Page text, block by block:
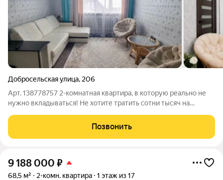
Добросельская улица, 206
Арт. 138778757 2-комнатная квартира, в которую реально не
нужно вкладываться! Не хотите тратить сотни тысяч на
построен из кирпича! КАПИТАЛЬНЫЙ РЕМОНТ
ВЫПОЛНЕН:новая электропроводка; заменены трубы и
Позвонить
9 188 000 ₽
68,5 м² 2-комн. квартира 1 этаж из 17